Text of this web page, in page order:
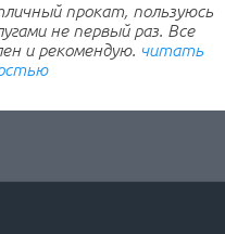
прокат, пользуюсь
не первый раз. Все
и рекомендую. читать